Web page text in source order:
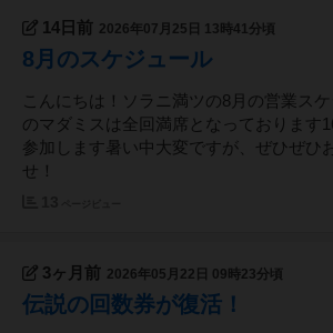
14日前 2026年07月25日 13時41分頃
8月のスケジュール
こんにちは！ソラニ満ツの8月の営業ス
のマダミスは全回満席となっております
参加します暑い中大変ですが、ぜひぜひ
せ！
3ヶ月前 2026年05月22日 09時23分頃
伝説の回数券が復活！